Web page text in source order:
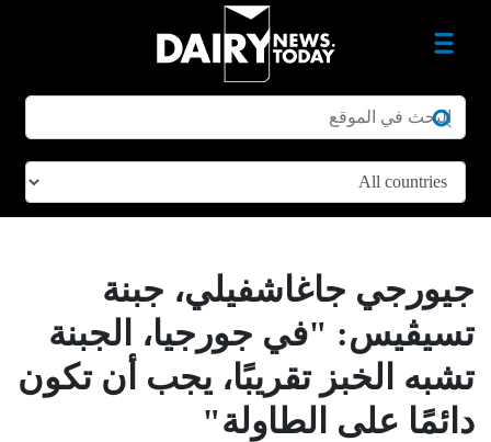
جيورجي جاغاشفيلي، جبنة
تسيڤيس: "في جورجيا، الجبنة
تشبه الخبز تقريبًا، يجب أن تكون
دائمًا على الطاولة"